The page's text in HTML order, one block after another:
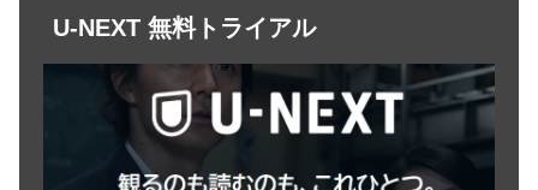
U-NEXT 無料トライアル